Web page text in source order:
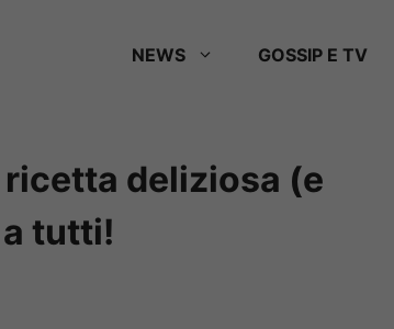
NEWS GOSSIP E TV
deliziosa (e
tutti!